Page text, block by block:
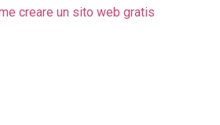
creare un sito web gratis